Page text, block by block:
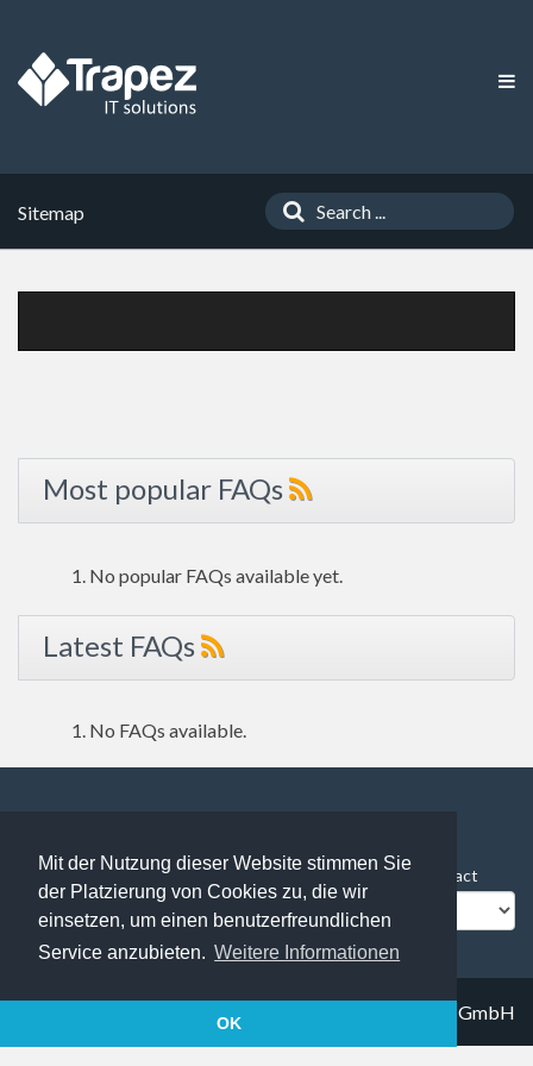
Mit der Nutzung dieser Website stimmen Sie
der Platzierung von Cookies zu, die wir
einsetzen, um einen benutzerfreundlichen
Service anzubieten. Weitere Informationen
OK
Sitemap
Most popular FAQs
No popular FAQs available yet.
Latest FAQs
No FAQs available.
FAQ Overview
Sitemap FAQ Glossary
Contact
Datenschutz
© 2019 Trapez IT solutions GmbH